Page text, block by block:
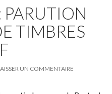
TIMBRES
UN COMMENTAIRE